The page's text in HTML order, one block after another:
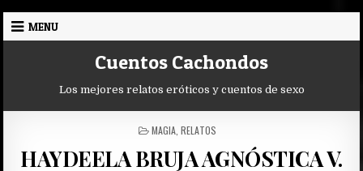
Skip
MENU
Cuentos Cachondos
Los mejores relatos eróticos y cuentos de sexo
POSTED
MAGIA RELATOS
HAYDEELA BRUJA AGNÓSTICA V.